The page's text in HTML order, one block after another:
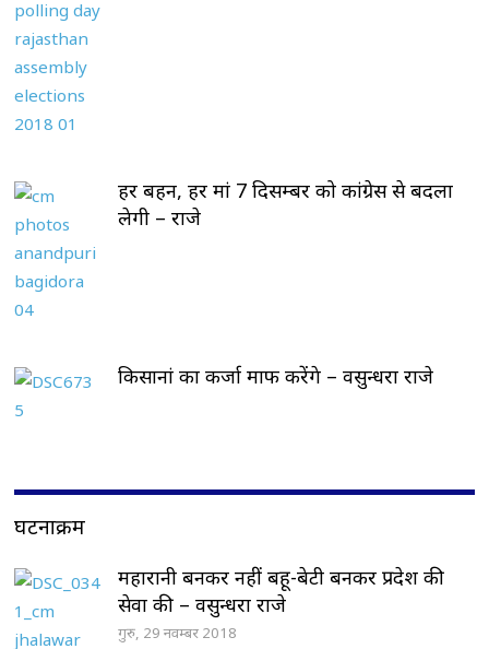
हर बहन, हर मां 7 दिसम्बर को कांग्रेस से बदला
लेगी – राजे
किसानां का कर्जा माफ करेंगे – वसुन्धरा राजे
घटनाक्रम
महारानी बनकर नहीं बहू-बेटी बनकर प्रदेश की
सेवा की – वसुन्धरा राजे
गुरु, 29 नवम्बर 2018